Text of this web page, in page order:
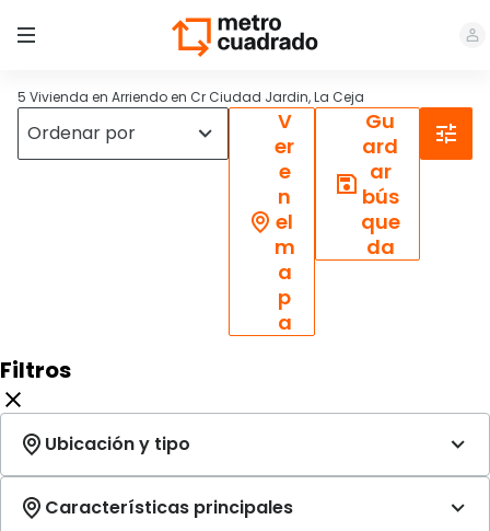
5 Vivienda en Arriendo en Cr Ciudad Jardin, La Ceja
V
er
e
n
el
m
a
p
a
Gu
ard
ar
bús
que
da
Filtros